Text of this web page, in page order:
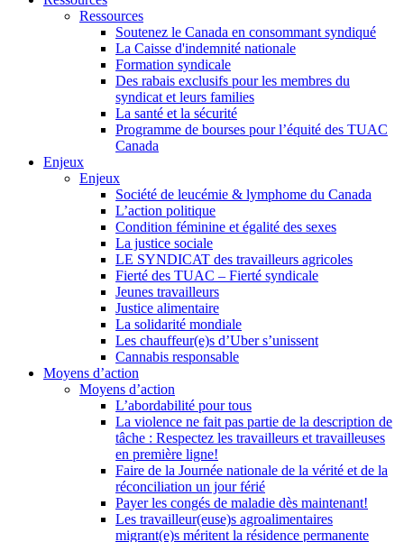
Ressources
Soutenez le Canada en consommant syndiqué
La Caisse d'indemnité nationale
Formation syndicale
Des rabais exclusifs pour les membres du
syndicat et leurs families
La santé et la sécurité
Programme de bourses pour l’équité des TUAC
Canada
Enjeux
Enjeux
Société de leucémie & lymphome du Canada
L’action politique
Condition féminine et égalité des sexes
La justice sociale
LE SYNDICAT des travailleurs agricoles
Fierté des TUAC – Fierté syndicale
Jeunes travailleurs
Justice alimentaire
La solidarité mondiale
Les chauffeur(e)s d’Uber s’unissent
Cannabis responsable
Moyens d’action
Moyens d’action
L’abordabilité pour tous
La violence ne fait pas partie de la description de
tâche : Respectez les travailleurs et travailleuses
en première ligne!
Faire de la Journée nationale de la vérité et de la
réconciliation un jour férié
Payer les congés de maladie dès maintenant!
Les travailleur(euse)s agroalimentaires
migrant(e)s méritent la résidence permanente